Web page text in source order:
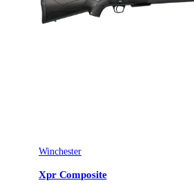
Winchester
Xpr Composite